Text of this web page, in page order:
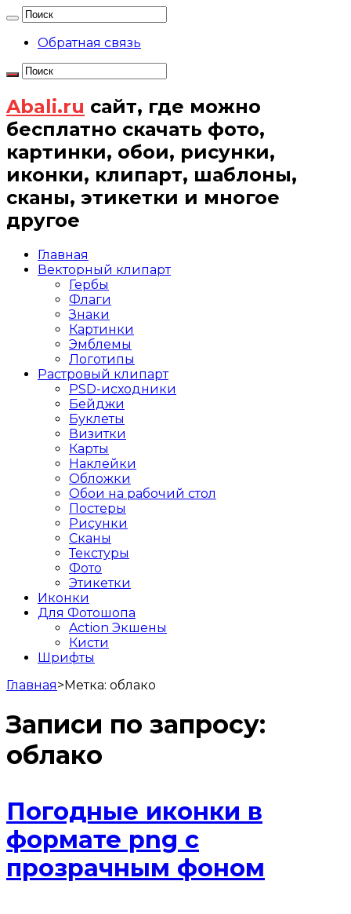
Обратная связь
Abali.ru сайт, где можно
бесплатно скачать фото,
картинки, обои, рисунки,
иконки, клипарт, шаблоны,
сканы, этикетки и многое
другое
Главная
Векторный клипарт
Гербы
Флаги
Знаки
Картинки
Эмблемы
Логотипы
Растровый клипарт
PSD-исходники
Бейджи
Буклеты
Визитки
Карты
Наклейки
Обложки
Обои на рабочий стол
Постеры
Рисунки
Сканы
Текстуры
Фото
Этикетки
Иконки
Для Фотошопа
Action Экшены
Кисти
Шрифты
Главная>Метка: облако
Записи по запросу:
облако
Погодные иконки в
формате png с
прозрачным фоном